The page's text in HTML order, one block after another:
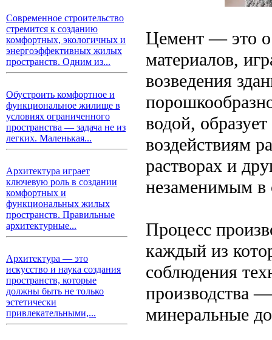
Современное строительство
стремится к созданию
комфортных, экологичных и
энергоэффективных жилых
пространств. Одним из...
Обустроить комфортное и
функциональное жилище в
условиях ограниченного
пространства — задача не из
легких. Маленькая...
Архитектура играет
ключевую роль в создании
комфортных и
функциональных жилых
пространств. Правильные
архитектурные...
Архитектура — это
искусство и наука создания
пространств, которые
должны быть не только
эстетически
привлекательными,...
Цемент — это
материалов,
возведения
водой,
воздействиям
растворах и
незаменимым в
Процесс
каждый из
соблюдения
производства
минеральные